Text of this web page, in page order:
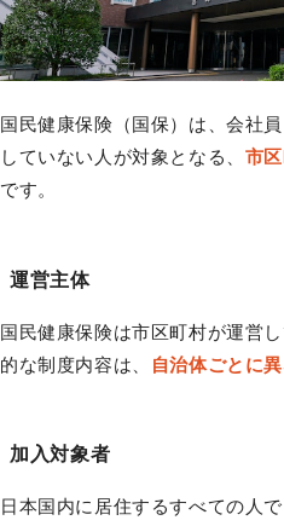
国民健康保険（国保）は、会社
していない人が対象となる、 市
です。
運営主体
国民健康保険は市区町村が運営
的な制度内容は、
自治体ごとに
加入対象者
日本国内に居住するすべての人